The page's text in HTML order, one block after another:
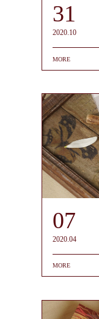
31
2020.10
MORE
07
2020.04
MORE